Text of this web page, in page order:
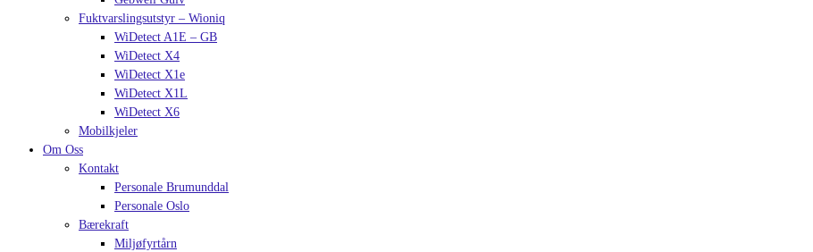
Fuktvarslingsutstyr – Wioniq
WiDetect A1E – GB
WiDetect X4
WiDetect X1e
WiDetect X1L
WiDetect X6
Mobilkjeler
Om Oss
Kontakt
Personale Brumunddal
Personale Oslo
Bærekraft
Miljøfyrtårn